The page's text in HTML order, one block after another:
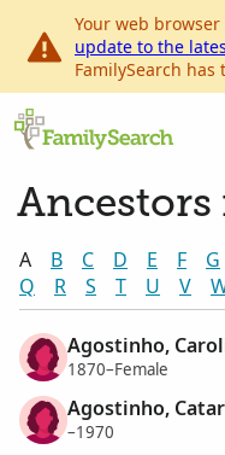
Your web
update to the
FamilySearch has
Ancestors
A B C D E F G
Q
R S T U V
Agostinho,
1870–Female
Agostinho,
–1970